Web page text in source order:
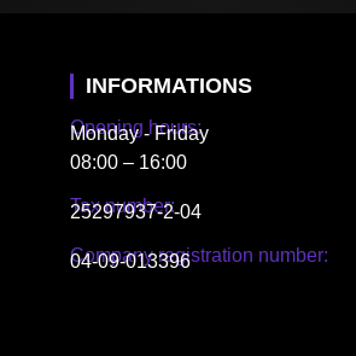
INFORMATIONS
Opening hours:
Monday - Friday
08:00 – 16:00
Tax number:
25297937-2-04
Company registration number:
04-09-013396